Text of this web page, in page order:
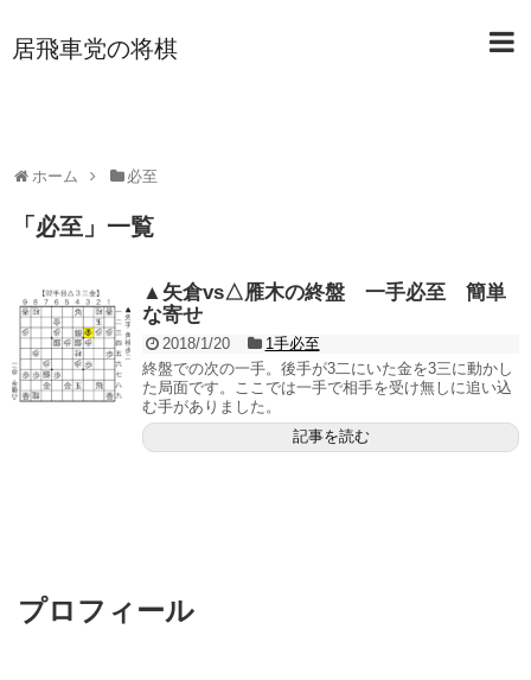
居飛車党の将棋
ホーム 必至
「 必至 」 一覧
▲矢倉vs△雁木の終盤 一手必至 簡単
な寄せ
2018/1/20
1手必至
終盤での次の一手。後手が3二にいた金を3三に動かし
た局面です。ここでは一手で相手を受け無しに追い込
む手がありました。
記事を読む
プロフィール